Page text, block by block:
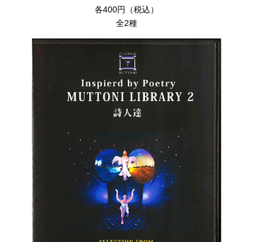
各400円（税込）
全2種